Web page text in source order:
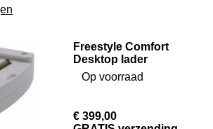
Freestyle Comfort
Desktop lader
Op voorraad
€ 399,00